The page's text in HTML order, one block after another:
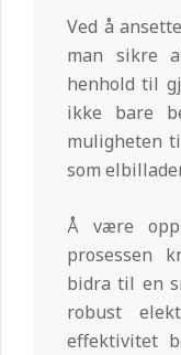
Ved å
man sikre
henhold til
ikke bare
muligheten
som
Å være
prosessen
bidra til en
robust
effektivitet